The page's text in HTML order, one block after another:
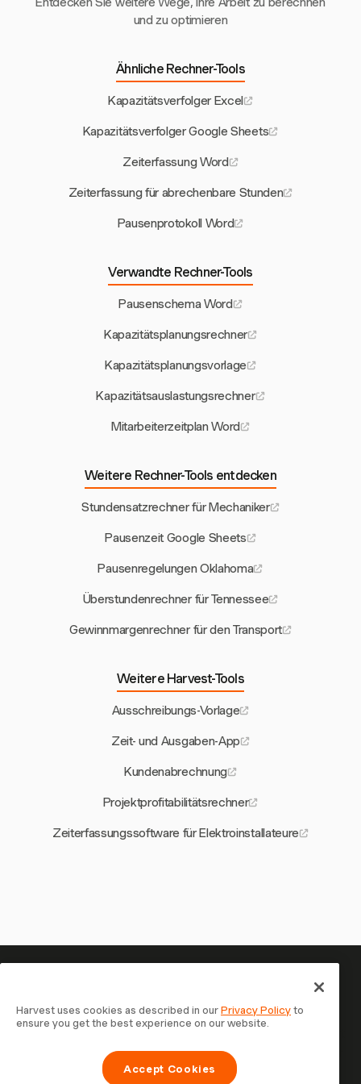
und zu optimieren
Ähnliche Rechner-Tools
Kapazitätsverfolger Excel
Kapazitätsverfolger Google Sheets
Zeiterfassung Word
Zeiterfassung für abrechenbare Stunden
Pausenprotokoll Word
Verwandte Rechner-Tools
Pausenschema Word
Kapazitätsplanungsrechner
Kapazitätsplanungsvorlage
Kapazitätsauslastungsrechner
Mitarbeiterzeitplan Word
Weitere Rechner-Tools entdecken
Stundensatzrechner für Mechaniker
Pausenzeit Google Sheets
Pausenregelungen Oklahoma
Überstundenrechner für Tennessee
Gewinnmargenrechner für den Transport
Weitere Harvest-Tools
Ausschreibungs-Vorlage
Zeit- und Ausgaben-App
Kundenabrechnung
Projektprofitabilitätsrechner
Zeiterfassungssoftware für Elektroinstallateure
Ihre Zeit verdient es, erfasst zu
werden — starten Sie jetzt
Schließen Sie sich über 70.000 Unternehmen an, die mit
Harvest Zeit erfassen, Kunden abrechnen und schneller
bezahlt werden. Kostenlos testen, in 30 Sekunden
Harvest uses cookies as described in ourPrivacy Policyto
ensure you get the best experience on our website.
Accept Cookies